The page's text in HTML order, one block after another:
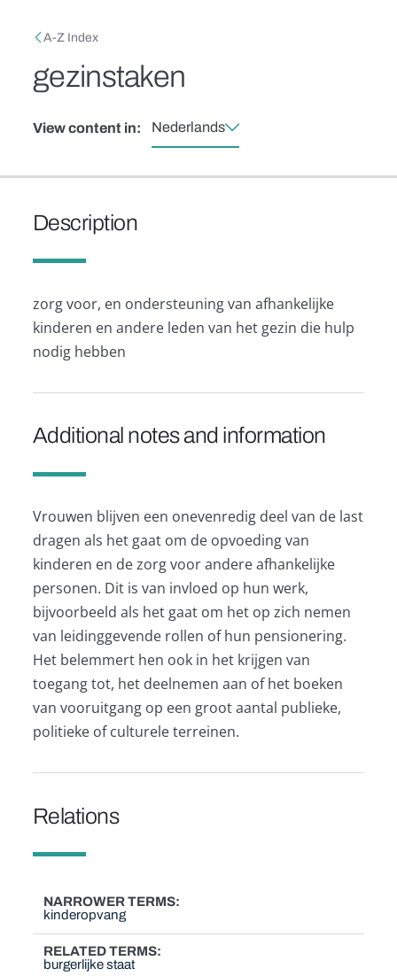
Breadcrumb
A-Z Index
gezinstaken
View content in: Nederlands
Description
zorg voor, en ondersteuning van afhankelijke
kinderen en andere leden van het gezin die hulp
nodig hebben
Additional notes and information
Vrouwen blijven een onevenredig deel van de last
dragen als het gaat om de opvoeding van
kinderen en de zorg voor andere afhankelijke
personen. Dit is van invloed op hun werk,
bijvoorbeeld als het gaat om het op zich nemen
van leidinggevende rollen of hun pensionering.
Het belemmert hen ook in het krijgen van
toegang tot, het deelnemen aan of het boeken
van vooruitgang op een groot aantal publieke,
politieke of culturele terreinen.
Relations
NARROWER TERMS
kinderopvang
RELATED TERMS
burgerlijke staat